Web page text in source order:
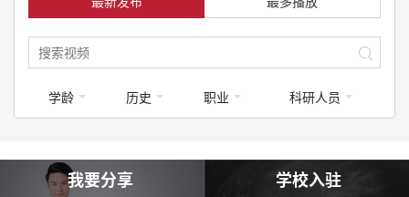
学龄 历史 职业 科研人员
我要分享 学校入驻